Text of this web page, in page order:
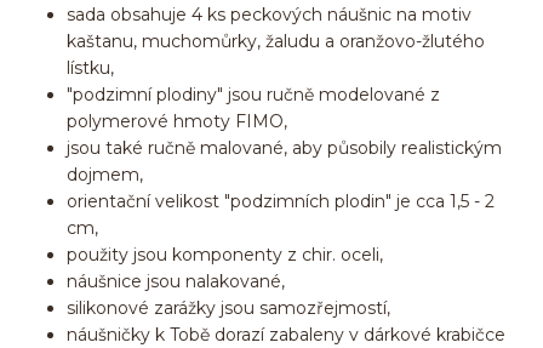
sada obsahuje 4 ks peckových náušnic na motiv
kaštanu, muchomůrky, žaludu a oranžovo-žlutého
lístku,
"podzimní plodiny" jsou ručně modelované z
polymerové hmoty FIMO,
jsou také ručně malované, aby působily realistickým
dojmem,
orientační velikost "podzimních plodin" je cca 1,5 - 2
cm,
použity jsou komponenty z chir. oceli,
náušnice jsou nalakované,
silikonové zarážky jsou samozřejmostí,
náušničky k Tobě dorazí zabaleny v dárkové krabičce